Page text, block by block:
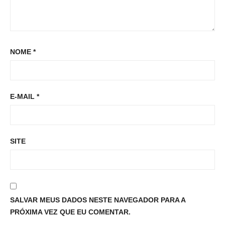
NOME *
E-MAIL *
SITE
SALVAR MEUS DADOS NESTE NAVEGADOR PARA A
PRÓXIMA VEZ QUE EU COMENTAR.